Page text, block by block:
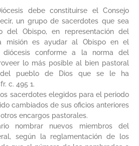
debe constituirse el Consejo
un grupo de sacerdotes que sea
del Obispo, en representación del
misión es ayudar al Obispo en el
conforme a la norma del
lo más posible al bien pastoral
pueblo de Dios que se le ha
c. 495 1.
sacerdotes elegidos para el periodo
cambiados de sus oficios anteriores
encargos pastorales.
nombrar nuevos miembros del
según la reglamentación de los